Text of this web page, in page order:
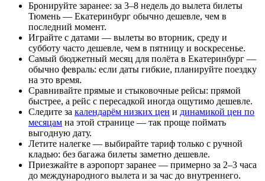
Бронируйте заранее: за 3–8 недель до вылета билеты
Тюмень — Екатеринбург обычно дешевле, чем в
последний момент.
Играйте с датами — вылеты во вторник, среду и
субботу часто дешевле, чем в пятницу и воскресенье.
Самый бюджетный месяц для полёта в Екатеринбург —
обычно февраль: если даты гибкие, планируйте поездку
на это время.
Сравнивайте прямые и стыковочные рейсы: прямой
быстрее, а рейс с пересадкой иногда ощутимо дешевле.
Следите за календарём низких цен и динамикой цен по
месяцам на этой странице — так проще поймать
выгодную дату.
Летите налегке — выбирайте тариф только с ручной
кладью: без багажа билеты заметно дешевле.
Приезжайте в аэропорт заранее — примерно за 2–3 часа
до международного вылета и за час до внутреннего.